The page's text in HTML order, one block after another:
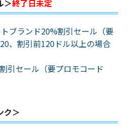
＞終了日未定
ブランド20%割引セール（要
、割引前120ドル以上の場合
引セール（要プロモコード
ク＞